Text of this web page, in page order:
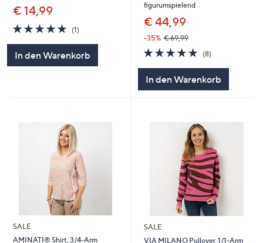
€ 14,99
5.0
von
(1)1
In den Warenkorb
figurumspielend
€ 44,99
-35% € 69,99
4.9
von
(8)8
In den Warenkorb
SALE
AMINATI® Shirt, 3/4-Arm
SALE
VIA MILANO Pullover, 1/1-Arm